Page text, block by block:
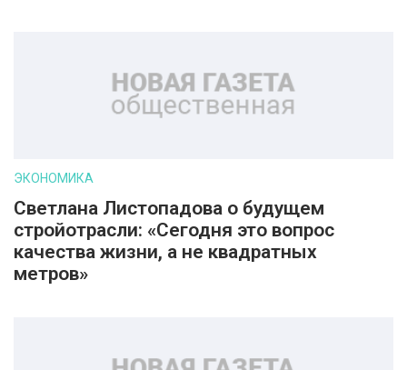
ЭКОНОМИКА
Светлана Листопадова о будущем
стройотрасли: «Сегодня это вопрос
качества жизни, а не квадратных
метров»